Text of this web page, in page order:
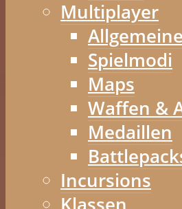
Multiplayer
Spielmodi
Maps
Waffen &
Medaillen
Incursions